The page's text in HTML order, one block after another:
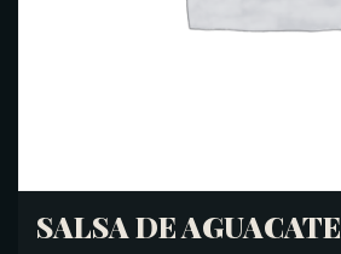
SALSA DE AGUACATE